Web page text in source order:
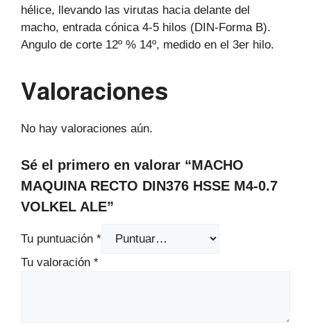
hélice, llevando las virutas hacia delante del
macho, entrada cónica 4-5 hilos (DIN-Forma B).
Angulo de corte 12º % 14º, medido en el 3er hilo.
Valoraciones
No hay valoraciones aún.
Sé el primero en valorar “MACHO
MAQUINA RECTO DIN376 HSSE M4-0.7
VOLKEL ALE”
Tu puntuación *
Tu valoración *